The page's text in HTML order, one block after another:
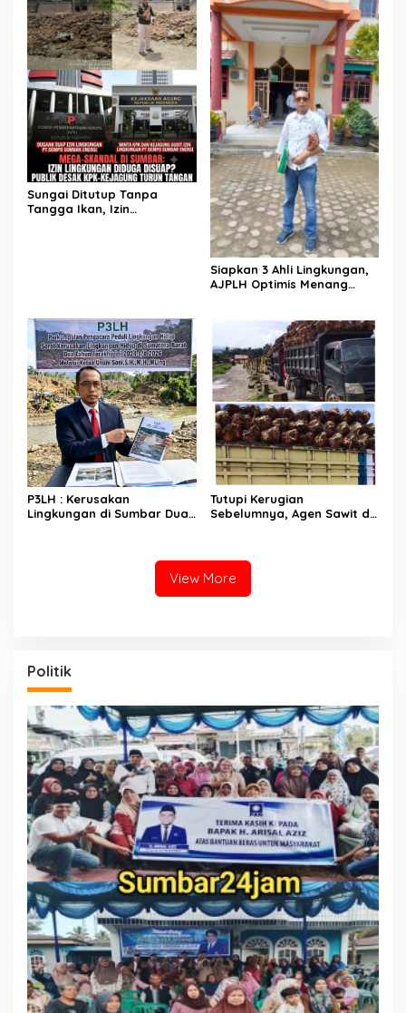
Sungai Ditutup Tanpa
Tangga Ikan, Izin
Siapkan 3 Ahli Lingkungan,
AJPLH Optimis Menang
P3LH : Kerusakan
Lingkungan di Sumbar Dua
Tutupi Kerugian
Sebelumnya, Agen Sawit di
View More
Politik